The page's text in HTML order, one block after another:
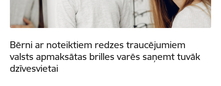
Bērni ar noteiktiem redzes traucējumiem
valsts apmaksātas brilles varēs saņemt tuvāk
dzīvesvietai